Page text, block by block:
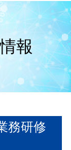
報
務研修